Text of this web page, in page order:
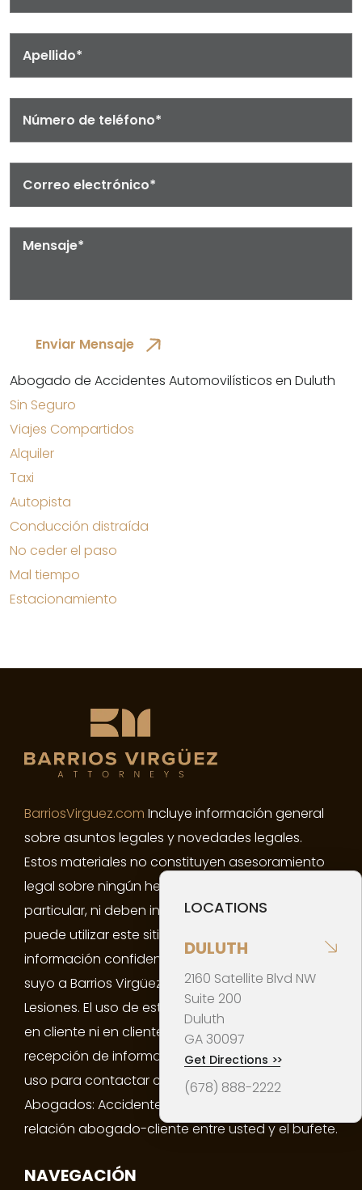
Abogado de Accidentes Automovilísticos en Duluth
Sin Seguro
Viajes Compartidos
Alquiler
Taxi
Autopista
Conducción distraída
No ceder el paso
Mal tiempo
Estacionamiento
BarriosVirguez.com Incluye información general
sobre asuntos legales y novedades legales.
Estos materiales no constituyen asesoramiento
legal sobre ningún hecho o circunstancia en
particular, ni deben interpretarse como tal. No
puede utilizar este sitio web para proporcionar
información confidencial sobre un asunto legal
suyo a Barrios Virgüez Abogados: Accidentes y
Lesiones. El uso de este sitio web no lo convierte
en cliente ni en cliente potencial del bufete. Ni la
recepción de información de este sitio web ni su
uso para contactar con Barrios Virgüez
Abogados: Accidentes y Lesiones crea una
relación abogado-cliente entre usted y el bufete.
NAVEGACIÓN
LOCATIONS
DULUTH
2160 Satellite Blvd NW
Suite 200
Duluth
GA30097
Get Directions >>
(678) 888-2222